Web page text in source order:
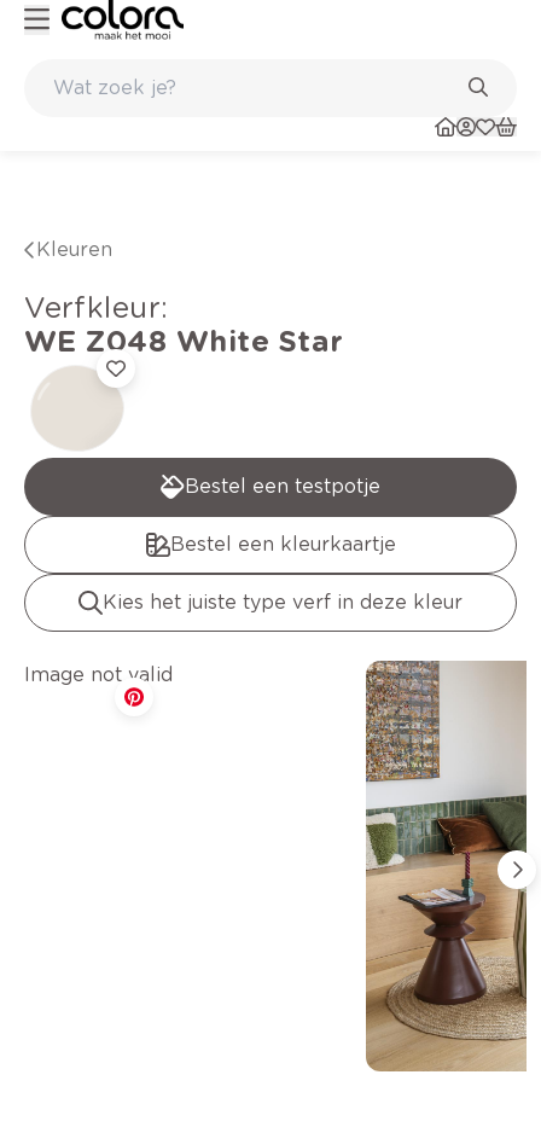
Kleuren
verfkleur:
WE Z048 White Star
Bestel een testpotje
Bestel een kleurkaartje
Kies het juiste type verf in deze kleur
Image not valid